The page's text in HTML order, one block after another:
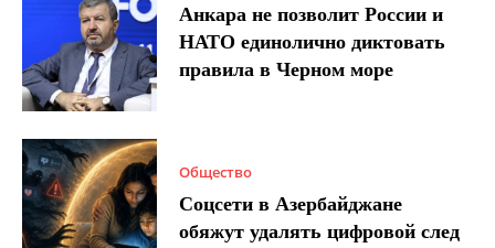
Анкара не позволит России и
НАТО единолично диктовать
правила в Черном море
Общество
Соцсети в Азербайджане
обяжут удалять цифровой след